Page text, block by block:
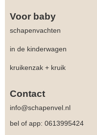
Voor baby
schapenvachten
in de kinderwagen
kruikenzak + kruik
Contact
info@schapenvel.nl
bel of app: 0613995424